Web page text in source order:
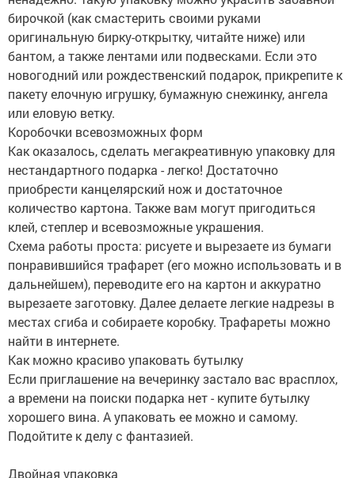
бирочкой (как смастерить своими руками
оригинальную бирку-открытку, читайте ниже) или
бантом, а также лентами или подвесками. Если это
новогодний или рождественский подарок, прикрепите к
пакету елочную игрушку, бумажную снежинку, ангела
или еловую ветку.
Коробочки всевозможных форм
Как оказалось, сделать мегакреативную упаковку для
нестандартного подарка - легко! Достаточно
приобрести канцелярский нож и достаточное
количество картона. Также вам могут пригодиться
клей, степлер и всевозможные украшения.
Схема работы проста: рисуете и вырезаете из бумаги
понравившийся трафарет (его можно использовать и в
дальнейшем), переводите его на картон и аккуратно
вырезаете заготовку. Далее делаете легкие надрезы в
местах сгиба и собираете коробку. Трафареты можно
найти в интернете.
Как можно красиво упаковать бутылку
Если приглашение на вечеринку застало вас врасплох,
а времени на поиски подарка нет - купите бутылку
хорошего вина. А упаковать ее можно и самому.
Подойтите к делу с фантазией.
Двойная упаковка